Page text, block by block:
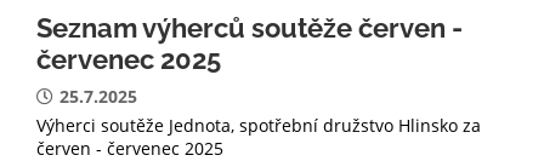
Seznam výherců soutěže červen -
červenec 2025
25.7.2025
Výherci soutěže Jednota, spotřební družstvo Hlinsko za
červen - červenec 2025